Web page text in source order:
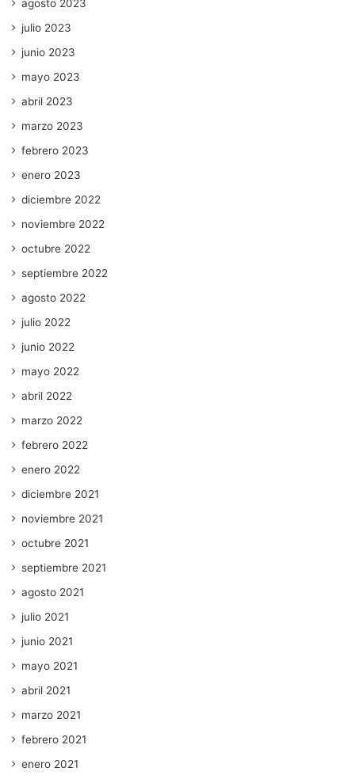
agosto 2023
julio 2023
junio 2023
mayo 2023
abril 2023
marzo 2023
febrero 2023
enero 2023
diciembre 2022
noviembre 2022
octubre 2022
septiembre 2022
agosto 2022
julio 2022
junio 2022
mayo 2022
abril 2022
marzo 2022
febrero 2022
enero 2022
diciembre 2021
noviembre 2021
octubre 2021
septiembre 2021
agosto 2021
julio 2021
junio 2021
mayo 2021
abril 2021
marzo 2021
febrero 2021
enero 2021